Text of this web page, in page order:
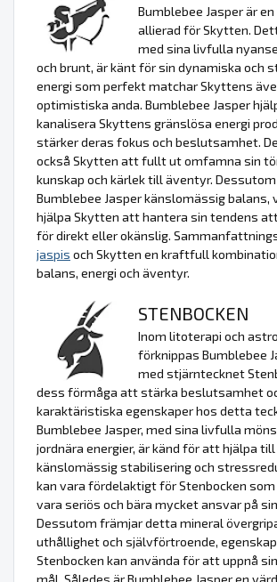
Bumblebee Jasper är
allierad för Skytten.
med sina livfulla
och brunt, är känt för sin dynamiska och
energi som perfekt matchar Skyttens
optimistiska anda. Bumblebee Jasper
kanalisera Skyttens gränslösa energi
stärker deras fokus och beslutsamhet.
också Skytten att fullt ut omfamna sin
kunskap och kärlek till äventyr.
Bumblebee Jasper känslomässig balans,
hjälpa Skytten att hantera sin tendens
för direkt eller okänslig.
jaspis och Skytten en kraftfull
balans, energi och äventyr.
STENBOCKEN
Inom litoterapi och
förknippas Bumblebee
med stjärntecknet
dess förmåga att stärka beslutsamhet
karaktäristiska egenskaper hos detta
Bumblebee Jasper, med sina livfulla
jordnära energier, är känd för att hjälpa
känslomässig stabilisering och
kan vara fördelaktigt för Stenbocken
vara seriös och bära mycket ansvar på
Dessutom främjar detta mineral
uthållighet och självförtroende,
Stenbocken kan använda för att uppnå
mål. Således är Bumblebee Jasper en